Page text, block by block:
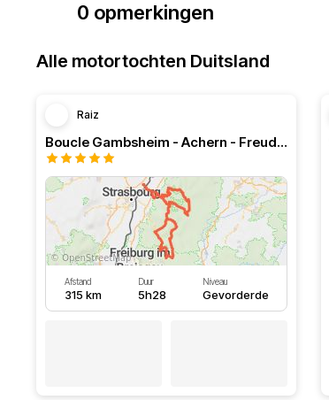
0 opmerkingen
Alle motortochten Duitsland
Raiz
Boucle Gambsheim - Achern - Freudenstadt - Triberg
Afstand
315 km
Duur
5h28
Niveau
Gevorderde